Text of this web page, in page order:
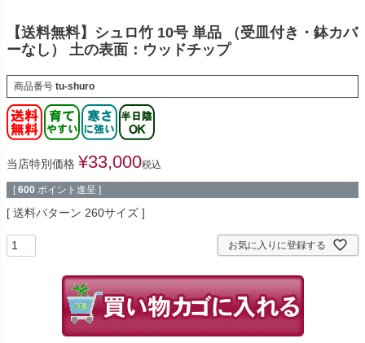
【送料無料】シュロ竹 10号 単品 （受皿付き・鉢カバ
ーなし） 土の表面：ウッドチップ
商品番号 tu-shuro
当店特別価格 ¥33,000税込
[ 600 ポイント進呈 ]
送料パターン 260サイズ
お気に入りに登録する